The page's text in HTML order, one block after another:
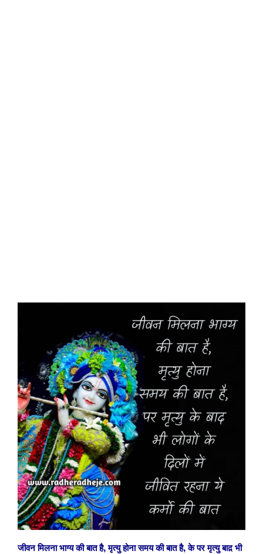
जीवन मिलना भाग्य की बात है, मृत्यु होना समय की बात है, के पर मृत्यु बाद़ भी